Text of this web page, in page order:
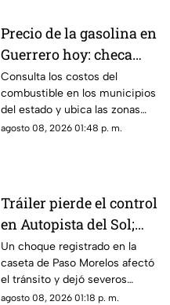
difusión.
Precio de la gasolina en
Guerrero hoy: checa
cuánto cuestan los
litros
Consulta los costos del
combustible en los municipios
del estado y ubica las zonas
con las tarifas más accesibles
agosto 08, 2026 01:48 p. m.
Tráiler pierde el control
en Autopista del Sol;
fallece una persona
Un choque registrado en la
caseta de Paso Morelos afectó
el tránsito y dejó severos
daños; este fue el saldo.
agosto 08, 2026 01:18 p. m.